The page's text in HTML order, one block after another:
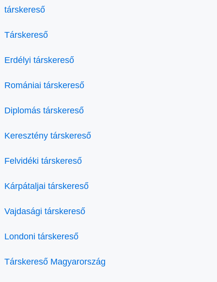
társkereső
Társkereső
Erdélyi társkereső
Romániai társkereső
Diplomás társkereső
Keresztény társkereső
Felvidéki társkereső
Kárpátaljai társkereső
Vajdasági társkereső
Londoni társkereső
Társkereső Magyarország